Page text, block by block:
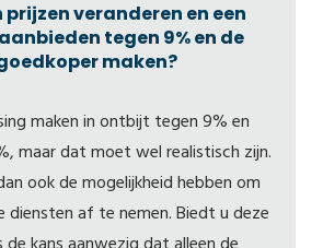
prijzen veranderen en een
tegen 9% en de
maken?
maken in ontbijt tegen 9% en
maar dat moet wel realistisch zijn.
ook de mogelijkheid hebben om
diensten af te nemen. Biedt u deze